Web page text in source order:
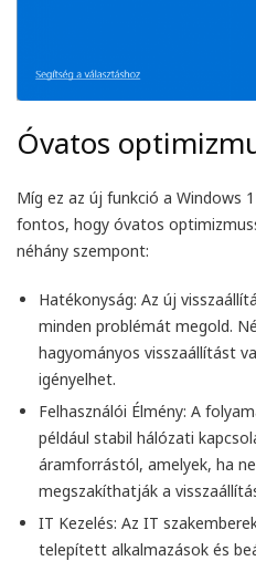
Óvatos
Míg ez az új funkció a Windows
fontos, hogy óvatos
néhány szempont:
Hatékonyság: Az új
minden problémát megold.
hagyományos visszaállítást
igényelhet.
Felhasználói Élmény: A
például stabil hálózati
áramforrástól, amelyek, ha
megszakíthatják a
IT Kezelés: Az IT
telepített alkalmazások és